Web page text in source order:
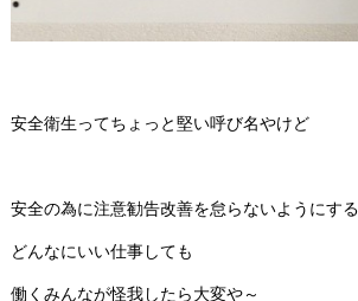
安全衛生ってちょっと堅い呼び名やけど
安全の為に注意勧告改善を怠らないようにす
どんなにいい仕事しても
働くみんなが怪我したら大変や～